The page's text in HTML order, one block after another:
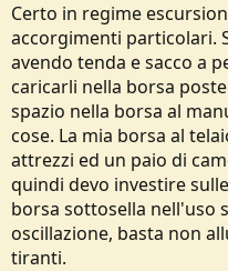
Certo in regime
accorgimenti particolari.
avendo tenda e sacco a
caricarli nella borsa
spazio nella borsa al
cose. La mia borsa al
attrezzi ed un paio di
quindi devo investire
borsa sottosella nell'uso
oscillazione, basta non
tiranti.